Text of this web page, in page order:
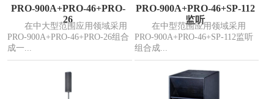
PRO-900A+PRO-46+PRO-
26
在中大型范围应用领域采用
PRO-900A+PRO-46+PRO-26组合
成一...
PRO-900A+PRO-46+SP-112
监听
在中型范围应用领域采用
PRO-900A+PRO-46+SP-112监听
组合成...